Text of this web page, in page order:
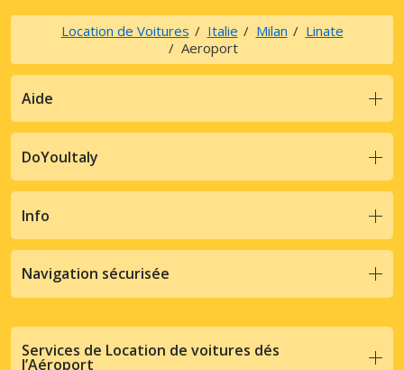
Location de Voitures Italie Milan
Linate
Aeroport
Aide
DoYouItaly
Info
Navigation sécurisée
Services de Location de voitures dés
l’Aéroport